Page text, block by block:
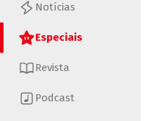
Notícias
Especiais
Revista
Podcast